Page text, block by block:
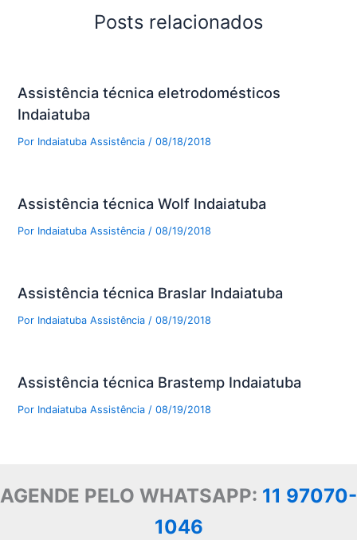
Posts relacionados
Assistência técnica eletrodomésticos
Indaiatuba
Por Indaiatuba Assistência /08/18/2018
Assistência técnica Wolf Indaiatuba
Por Indaiatuba Assistência /08/19/2018
Assistência técnica Braslar Indaiatuba
Por Indaiatuba Assistência/08/19/2018
Assistência técnica Brastemp Indaiatuba
Por Indaiatuba Assistência/08/19/2018
AGENDE PELO WHATSAPP: 11 97070-
1046